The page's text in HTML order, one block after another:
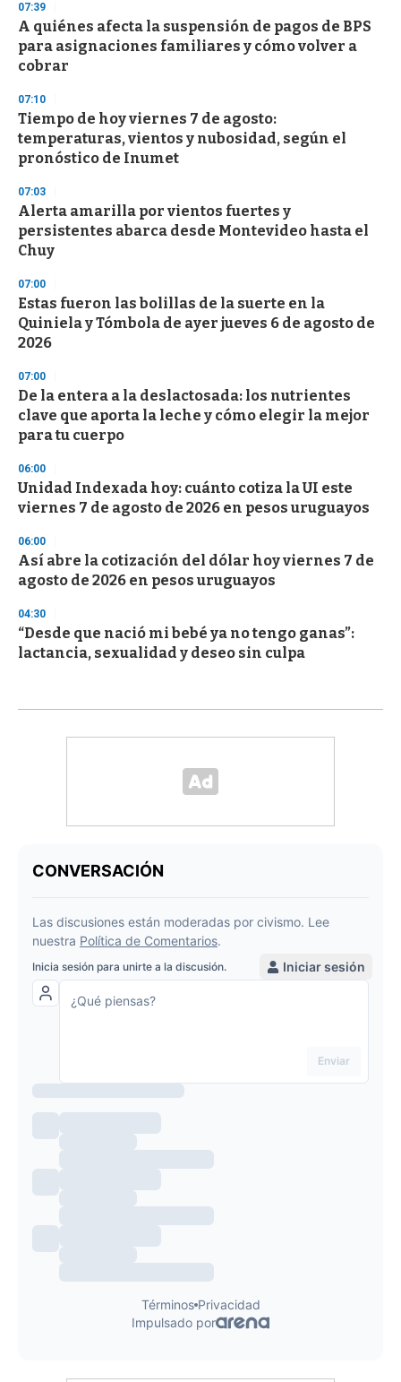
d
s
o
f
3
s
e
c
o
n
d
s
07:39
A quiénes afecta la suspensión de pagos de BPS
para asignaciones familiares y cómo volver a
cobrar
07:10
Tiempo de hoy viernes 7 de agosto:
temperaturas, vientos y nubosidad, según el
pronóstico de Inumet
07:03
Alerta amarilla por vientos fuertes y
persistentes abarca desde Montevideo hasta el
Chuy
07:00
Estas fueron las bolillas de la suerte en la
Quiniela y Tómbola de ayer jueves 6 de agosto de
2026
07:00
De la entera a la deslactosada: los nutrientes
clave que aporta la leche y cómo elegir la mejor
para tu cuerpo
06:00
Unidad Indexada hoy: cuánto cotiza la UI este
viernes 7 de agosto de 2026 en pesos uruguayos
06:00
Así abre la cotización del dólar hoy viernes 7 de
agosto de 2026 en pesos uruguayos
04:30
“Desde que nació mi bebé ya no tengo ganas”:
lactancia, sexualidad y deseo sin culpa